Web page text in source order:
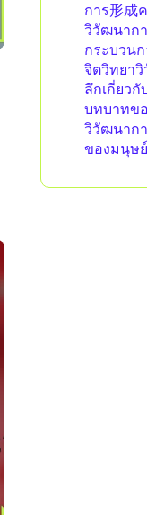
การ形成
วิวัฒนาก
กระบวน
จิตวิทยา
ลึกเกี่ยว
บทบาทข
วิวัฒนาก
ของมนุษย์